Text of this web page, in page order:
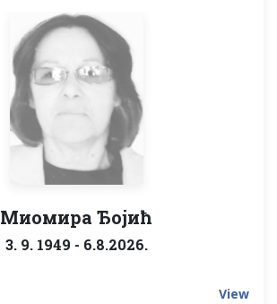
Миомира Ђојић
3. 9. 1949 - 6.8.2026.
View